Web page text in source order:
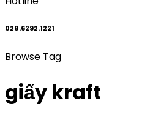
028.6292.1221
Browse Tag
giấy kraft